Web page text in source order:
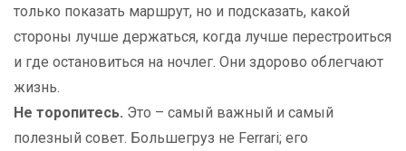
только показать маршрут, но и подсказать, какой
стороны лучше держаться, когда лучше перестроиться
и где остановиться на ночлег. Они здорово облегчают
жизнь.
Не торопитесь. Это – самый важный и самый
полезный совет. Большегруз не Ferrari; его